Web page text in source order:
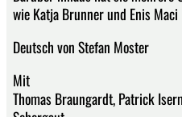
wie Katja Brunner und Enis
Deutsch von Stefan Moster
Mit
Thomas Braungardt, Patrick